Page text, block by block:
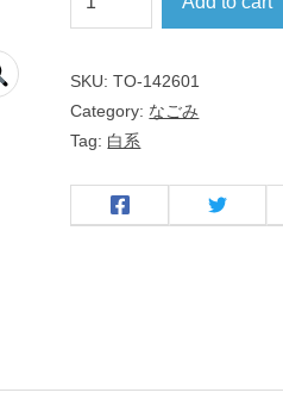
ご
.
５
れ
SKU:TO-142601
Category: なごみ
Tag: 白系